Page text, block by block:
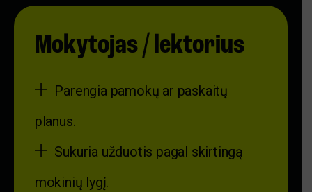
Mokytojas / lektorius
Parengia pamokų ar paskaitų
planus.
Sukuria užduotis pagal skirtingą
mokinių lygį.